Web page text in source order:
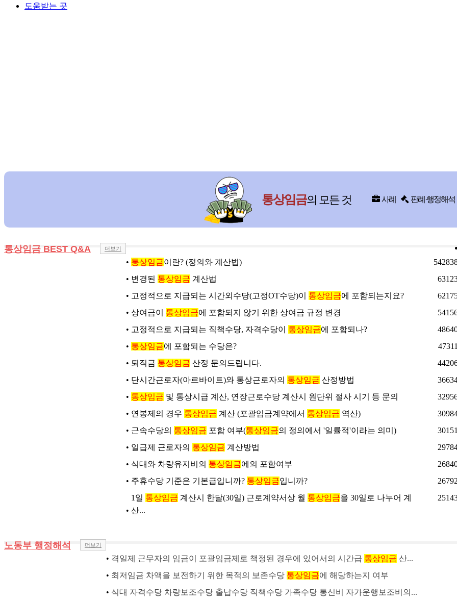
통상임금의 모든 것 사례 판례·행정해석
통상임금 BEST Q&A 더보기
• 통상임금이란? (정의와 계산법)
• 변경된 통상임금 계산법
• 고정적으로 지급되는 시간외수당(고정OT수당)이 통상임금에 포함되는지요?
• 상여금이 통상임금에 포함되지 않기 위한 상여금 규정 변경
• 고정적으로 지급되는 직책수당, 자격수당이 통상임금에 포함되나?
• 통상임금에 포함되는 수당은?
47311
• 퇴직금 통상임금 산정 문의드립니다.
• 단시간근로자(아르바이트)와 통상근로자의 통상임금 산정방법
• 통상임금 및 통상시급 계산, 연장근로수당 계산시 원단위 절사 시기 등 문의
• 연봉제의 경우 통상임금 계산 (포괄임금계약에서 통상임금 역산)
• 근속수당의 통상임금 포함 여부(통상임금의 정의에서 '일률적'이라는 의미)
30151
• 일급제 근로자의 통상임금 계산방법
• 식대와 차량유지비의 통상임금에의 포함여부
• 주휴수당 기준은 기본급입니까? 통상임금입니까? 26792
•
1일 통상임금 계산시 한달(30일) 근로계약서상 월 통상임금을 30일로 나누어 계
산...
노동부 행정해석 더보기
• 격일제 근무자의 임금이 포괄임금제로 책정된 경우에 있어서의 시간급 통상임금 산...
• 최저임금 차액을 보전하기 위한 목적의 보존수당 통상임금에 해당하는지 여부
• 식대 자격수당 차량보조수당 출납수당 직책수당 가족수당 통신비 자가운행보조비의...
도움받는 곳